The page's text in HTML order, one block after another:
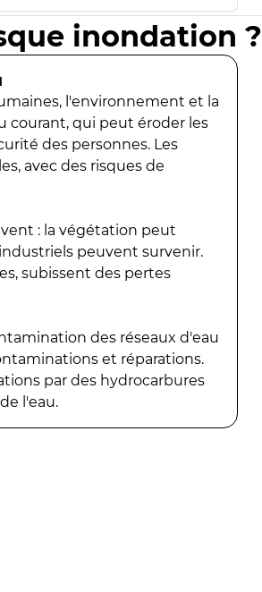
inondation ?
l'environnement et la
courant, qui peut éroder les
des personnes. Les
avec des risques de
: la végétation peut
peuvent survenir.
subissent des pertes
des réseaux d'eau
et réparations.
par des hydrocarbures
l'eau.